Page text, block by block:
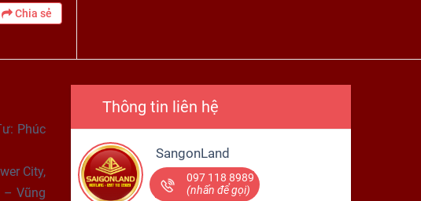
Chia sẻ
Phúc
City,
– Vũng
Thông tin liên hệ
SangonLand
097 118 8989
(nhấn để gọi)